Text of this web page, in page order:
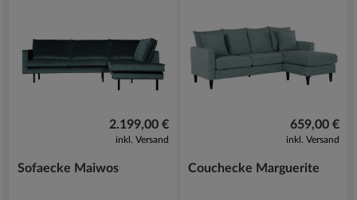
2.199,00 €
inkl. Versand
Sofaecke Maiwos
659,00 €
inkl. Versand
Couchecke Marguerite